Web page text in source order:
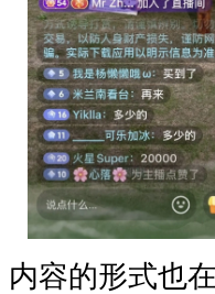
内容的形式也